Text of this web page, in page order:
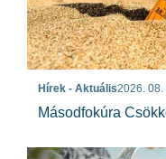
Hírek - Aktuális2026. 08.
Másodfokúra